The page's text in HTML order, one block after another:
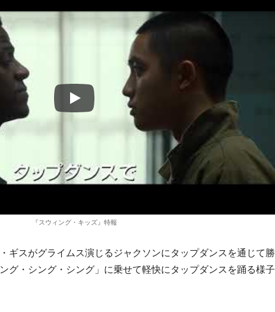
『スウィング・キッズ』特報
ギスがグライムス演じるジャクソンにタップダンスを通じて勝
グ・シング・シング」に乗せて軽快にタップダンスを踊る様子